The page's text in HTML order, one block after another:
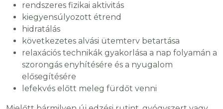
rendszeres fizikai aktivitás
kiegyensúlyozott étrend
hidratálás
következetes alvási ütemterv betartása
relaxációs technikák gyakorlása a nap folyamán a
szorongás enyhítésére és a nyugalom
elősegítésére
lefekvés előtt meleg fürdőt venni